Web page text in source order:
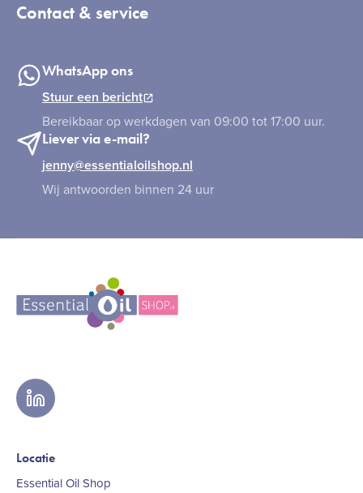
Contact & service
WhatsApp ons
Stuur een bericht
Bereikbaar op werkdagen van 09:00 tot 17:00 uur.
Liever via e-mail?
jenny@essentialoilshop.nl
Wij antwoorden binnen 24 uur
linkedin
Locatie
Essential Oil Shop